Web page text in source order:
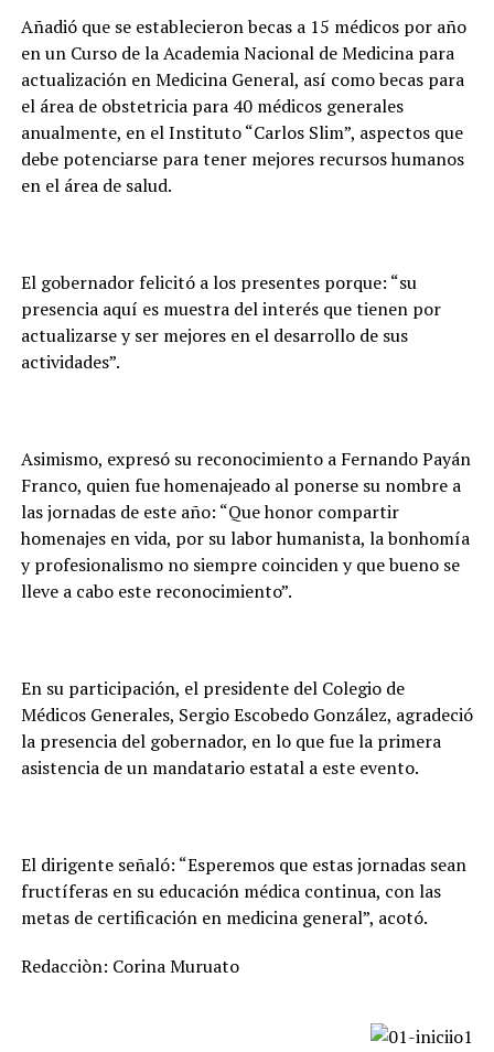
Añadió que se establecieron becas a 15 médicos por año
en un Curso de la Academia Nacional de Medicina para
actualización en Medicina General, así como becas para
el área de obstetricia para 40 médicos generales
anualmente, en el Instituto “Carlos Slim”, aspectos que
debe potenciarse para tener mejores recursos humanos
en el área de salud.
El gobernador felicitó a los presentes porque: “su
presencia aquí es muestra del interés que tienen por
actualizarse y ser mejores en el desarrollo de sus
actividades”.
Asimismo, expresó su reconocimiento a Fernando Payán
Franco, quien fue homenajeado al ponerse su nombre a
las jornadas de este año: “Que honor compartir
homenajes en vida, por su labor humanista, la bonhomía
y profesionalismo no siempre coinciden y que bueno se
lleve a cabo este reconocimiento”.
En su participación, el presidente del Colegio de
Médicos Generales, Sergio Escobedo González, agradeció
la presencia del gobernador, en lo que fue la primera
asistencia de un mandatario estatal a este evento.
El dirigente señaló: “Esperemos que estas jornadas sean
fructíferas en su educación médica continua, con las
metas de certificación en medicina general”, acotó.
Redacciòn: Corina Muruato